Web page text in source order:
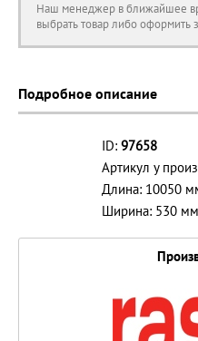
Наш менеджер в ближайшее
выбрать товар либо оформить
Подробное описание
ID: 97658
Артикул у
Длина: 10050
Ширина: 530 мм